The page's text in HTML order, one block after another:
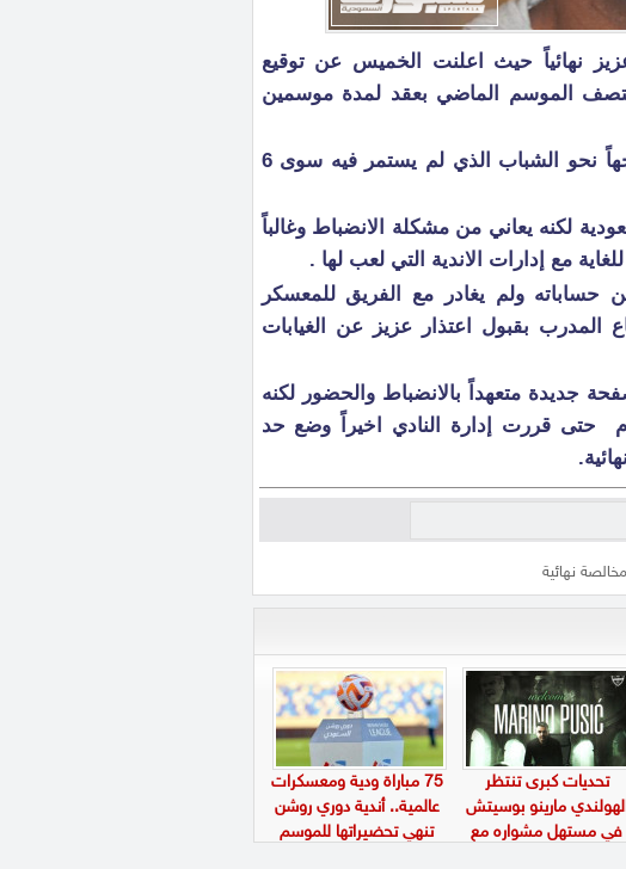
نهائياً حيث اعلنت الخميس عن توقيع
الموسم الماضي بعقد لمدة موسمين
وكان عزيز قد غادر الهلال ( فريقه الاصلي) متجهاً نحو الشباب الذي لم يستمر فيه سوى 6
لكنه يعاني من مشكلة الانضباط وغالباً
مع إدارات الاندية التي لعب لها .
ولم يغادر مع الفريق للمعسكر
بقبول اعتذار عزيز عن الغيابات
جديدة متعهداً بالانضباط والحضور لكنه
حتى قررت إدارة النادي اخيراً وضع حد
نهائية
تحديات كبرى تنتظر
مارينو بوسيتش
في مستهل مشواره مع
75 مباراة ودية ومعسكرات
عالمية.. أندية دوري روشن
تنهي تحضيراتها للموسم